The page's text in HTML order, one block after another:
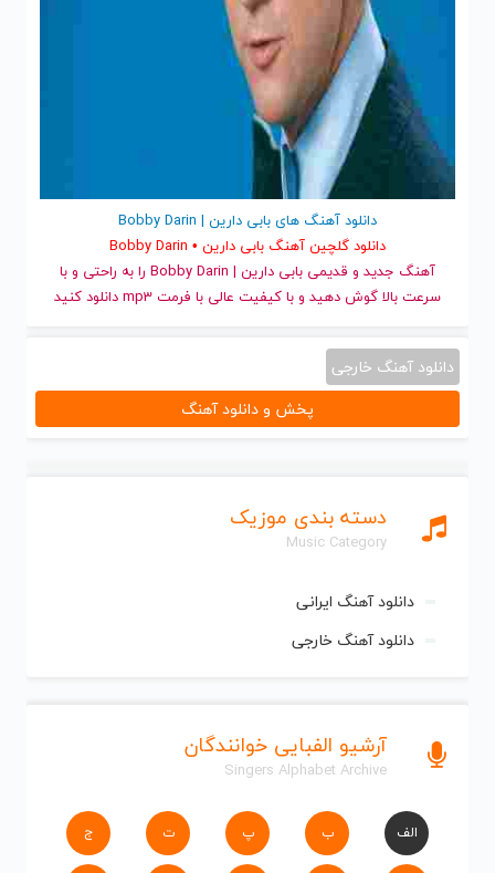
دسته بندی موزیک
Music Category
دانلود آهنگ ایرانی
دانلود آهنگ خارجی
آرشیو الفبایی خوانندگان
Singers Alphabet Archive
الف ب پ ت ج
دانلود آهنگ های بابی دارین | Bobby Darin
دانلود گلچین آهنگ بابی دارین • Bobby Darin
آهنگ جدید
و قدیمی بابی دارین | Bobby Darin را به راحتی و با
سرعت بالا گوش دهید و با کیفیت عالی با فرمت mp3 دانلود کنید
دانلود آهنگ خارجی
پخش و دانلود آهنگ